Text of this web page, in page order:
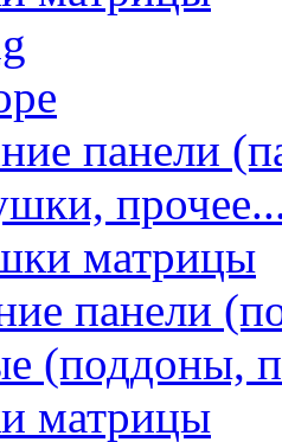
панели
матрицы
панели
(поддоны,
матрицы